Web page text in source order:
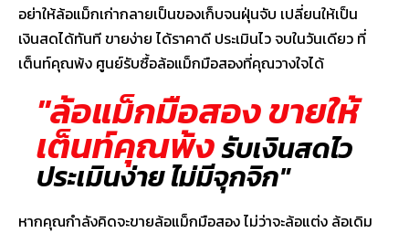
อย่าให้ล้อแม็กเก่ากลายเป็นของเก็บจนฝุ่นจับ เปลี่ยนให้เป็น
เงินสดได้ทันที ขายง่าย ได้ราคาดี ประเมินไว จบในวันเดียว ที่
เต็นท์คุณพ้ง ศูนย์รับซื้อล้อแม็กมือสองที่คุณวางใจได้
"ล้อแม็กมือสอง ขายให้
เต็นท์คุณพ้งรับเงินสดไว
ประเมินง่าย ไม่มีจุกจิก"
หากคุณกำลังคิดจะขายล้อแม็กมือสอง ไม่ว่าจะล้อแต่ง ล้อเดิม